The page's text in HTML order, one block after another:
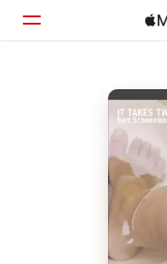
Startseite
Entdecken
Suchen